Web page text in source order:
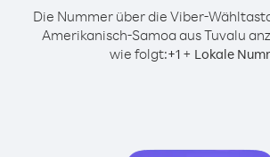
Die Nummer über die Viber-
Amerikanisch-Samoa aus Tuvalu
wie folgt:+1 + Lokale